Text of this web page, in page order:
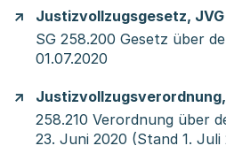
Justizvollzugsgesetz, JVG
SG 258.200 Gesetz über
01.07.2020
258.210 Verordnung über
23. Juni 2020 (Stand 1. Juli